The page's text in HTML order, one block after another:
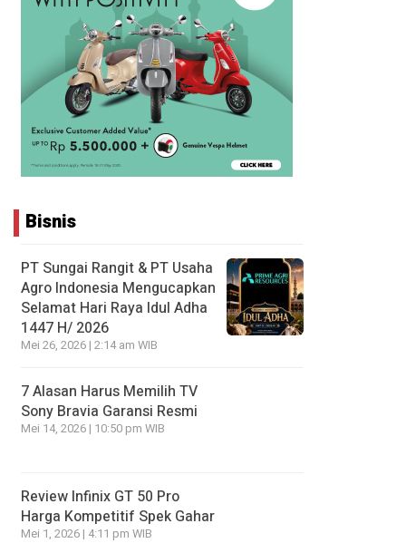
Bisnis
PT Sungai Rangit & PT Usaha
Agro Indonesia Mengucapkan
Selamat Hari Raya Idul Adha
1447 H/ 2026
Mei 26, 2026 | 2:14 am WIB
7 Alasan Harus Memilih TV
Sony Bravia Garansi Resmi
Mei 14, 2026 | 10:50 pm WIB
Review Infinix GT 50 Pro
Harga Kompetitif Spek Gahar
Mei 1, 2026 | 4:11 pm WIB